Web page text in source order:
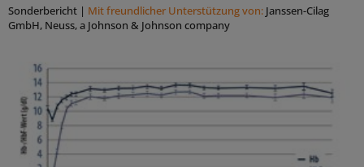
Sonderbericht | Mit freundlicher Unterstützung von: Janssen-Cilag
GmbH, Neuss, a Johnson & Johnson company